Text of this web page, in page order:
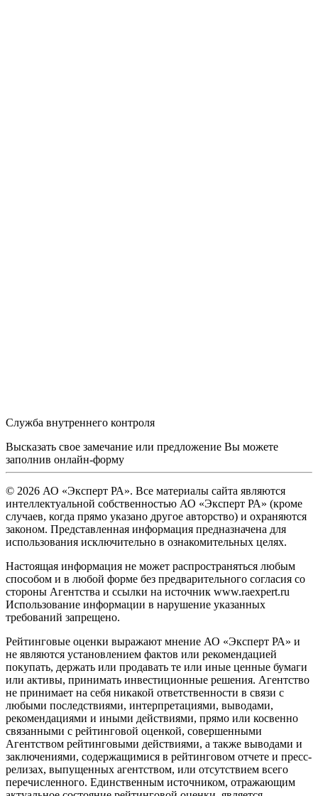
Служба внутреннего контроля
Высказать свое замечание или предложение Вы можете
заполнив онлайн-форму
© 2026 АО «Эксперт РА». Все материалы сайта являются
интеллектуальной собственностью АО «Эксперт РА» (кроме
случаев, когда прямо указано другое авторство) и охраняются
законом. Представленная информация предназначена для
использования исключительно в ознакомительных целях.
Настоящая информация не может распространяться любым
способом и в любой форме без предварительного согласия со
стороны Агентства и ссылки на источник www.raexpert.ru
Использование информации в нарушение указанных
требований запрещено.
Рейтинговые оценки выражают мнение АО «Эксперт РА» и
не являются установлением фактов или рекомендацией
покупать, держать или продавать те или иные ценные бумаги
или активы, принимать инвестиционные решения. Агентство
не принимает на себя никакой ответственности в связи с
любыми последствиями, интерпретациями, выводами,
рекомендациями и иными действиями, прямо или косвенно
связанными с рейтинговой оценкой, совершенными
Агентством рейтинговыми действиями, а также выводами и
заключениями, содержащимися в рейтинговом отчете и пресс-
релизах, выпущенных агентством, или отсутствием всего
перечисленного. Единственным источником, отражающим